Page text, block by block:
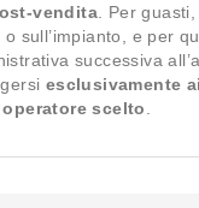
vendita . Per
sull’impianto, e per
successiva
esclusivamente
scelto